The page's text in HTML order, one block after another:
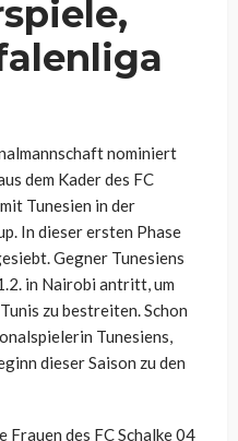
nominiert
dem Kader des FC
Tunesien in der
In dieser ersten Phase
Gegner Tunesiens
in Nairobi antritt, um
zu bestreiten. Schon
Tunesiens,
dieser Saison zu den
des FC Schalke 04